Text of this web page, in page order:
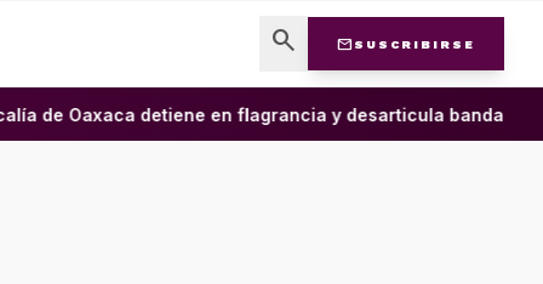
search mail SUSCRIBIRSE
de Oaxaca detiene en flagrancia y desarticula banda